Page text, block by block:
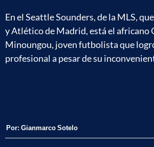
En el Seattle Sounders, de la MLS,
y Atlético de Madrid, está el africano
Minoungou, joven futbolista que
profesional a pesar de su
Por: Gianmarco Sotelo